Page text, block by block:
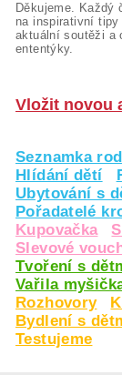
Děkujeme. Každý
na inspirativní
aktuální soutěži a
ententýky.
Vložit novou
Seznamka
Hlídání dětí
Ubytování s
Pořadatelé
Kupovačka
Slevové
Tvoření s
Vařila
Rozhovory
Bydlení s
Testujeme